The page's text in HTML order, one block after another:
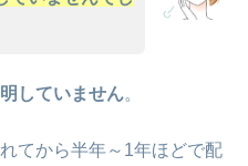
していません。
てから半年～1年ほどで配